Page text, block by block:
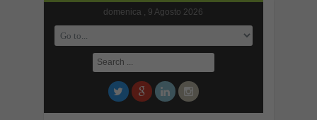
domenica , 9 Agosto 2026